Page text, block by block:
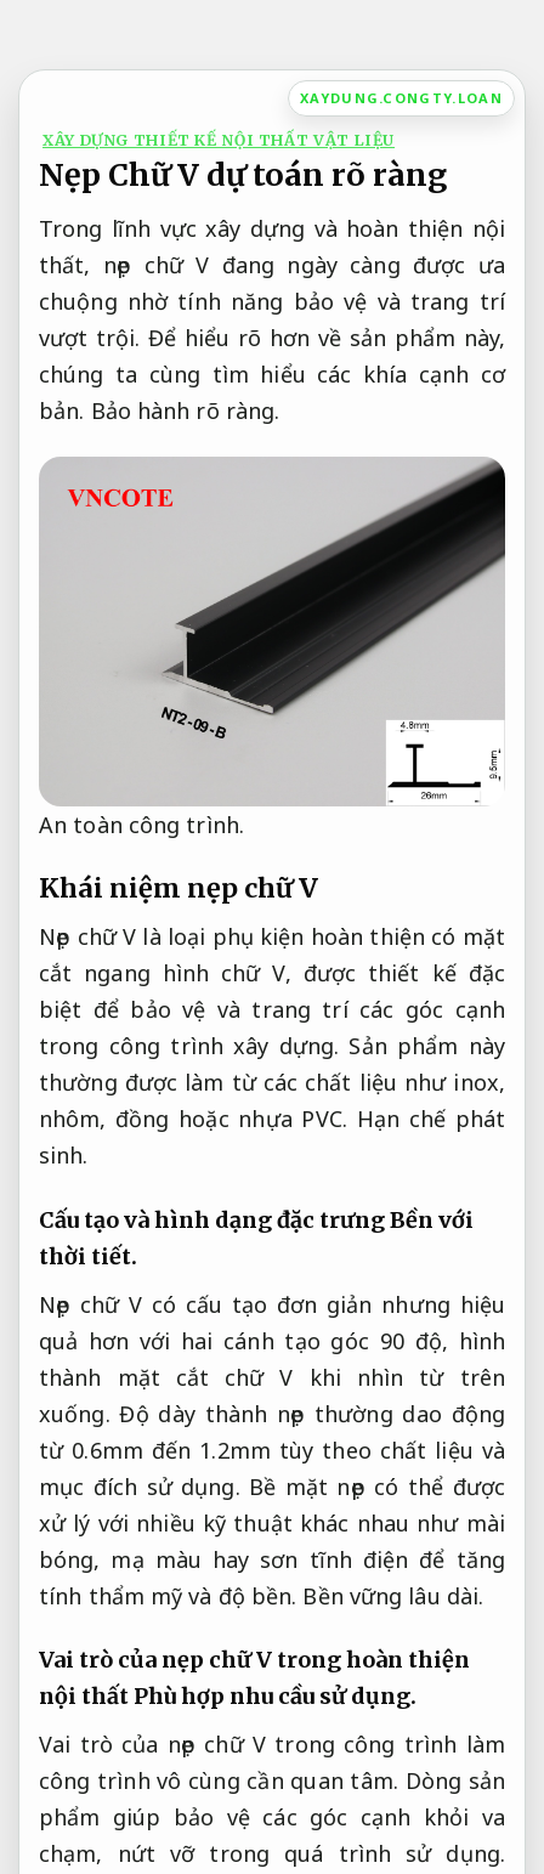
nội
dung
XAYDUNG.CONGTY.LOAN
XÂY DỰNG THIẾT KẾ NỘI THẤT VẬT LIỆU
Nẹp Chữ V dự toán rõ ràng
Trong lĩnh vực xây dựng và hoàn thiện nội
thất, nẹp chữ V đang ngày càng được ưa
chuộng nhờ tính năng bảo vệ và trang trí
vượt trội. Để hiểu rõ hơn về sản phẩm này,
chúng ta cùng tìm hiểu các khía cạnh cơ
bản. Bảo hành rõ ràng.
An toàn công trình.
Khái niệm nẹp chữ V
Nẹp chữ V là loại phụ kiện hoàn thiện có mặt
cắt ngang hình chữ V, được thiết kế đặc
biệt để bảo vệ và trang trí các góc cạnh
trong công trình xây dựng. Sản phẩm này
thường được làm từ các chất liệu như inox,
nhôm, đồng hoặc nhựa PVC. Hạn chế phát
sinh.
Cấu tạo và hình dạng đặc trưngBền với
thời tiết.
Nẹp chữ V có cấu tạo đơn giản nhưng hiệu
quả hơn với hai cánh tạo góc 90 độ, hình
thành mặt cắt chữ V khi nhìn từ trên
xuống. Độ dày thành nẹp thường dao động
từ 0.6mm đến 1.2mm tùy theo chất liệu và
mục đích sử dụng. Bề mặt nẹp có thể được
xử lý với nhiều kỹ thuật khác nhau như mài
bóng, mạ màu hay sơn tĩnh điện để tăng
tính thẩm mỹ và độ bền. Bền vững lâu dài.
Vai trò của nẹp chữ V trong hoàn thiện
nội thất Phù hợp nhu cầu sử dụng.
Vai trò của nẹp chữ V trong công trình làm
công trình vô cùng cần quan tâm. Dòng sản
phẩm giúp bảo vệ các góc cạnh khỏi va
chạm, nứt vỡ trong quá trình sử dụng.